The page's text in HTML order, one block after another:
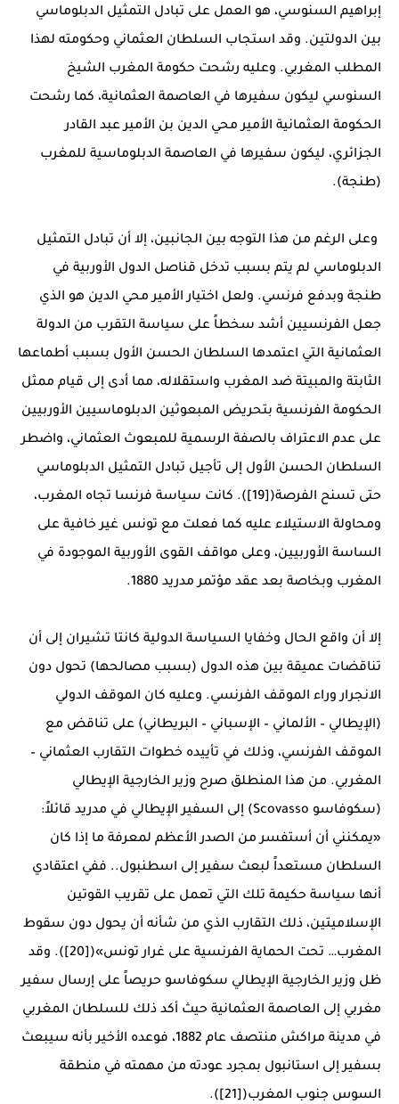
إبراهيم السنوسي، هو العمل على تبادل التمثيل الدبلوماسي
بين الدولتين. وقد استجاب السلطان العثماني وحكومته لهذا
المطلب المغربي. وعليه رشحت حكومة المغرب الشيخ
السنوسي ليكون سفيرها في العاصمة العثمانية، كما رشحت
الحكومة العثمانية الأمير محي الدين بن الأمير عبد القادر
الجزائري، ليكون سفيرها في العاصمة الدبلوماسية للمغرب
(طنجة).
وعلى الرغم من هذا التوجه بين الجانبين، إلا أن تبادل التمثيل
الدبلوماسي لم يتم بسبب تدخل قناصل الدول الأوربية في
طنجة وبدفع فرنسي. ولعل اختيار الأمير محي الدين هو الذي
جعل الفرنسيين أشد سخطاً على سياسة التقرب من الدولة
العثمانية التي اعتمدها السلطان الحسن الأول بسبب أطماعها
الثابتة والمبيتة ضد المغرب واستقلاله، مما أدى إلى قيام ممثل
الحكومة الفرنسية بتحريض المبعوثين الدبلوماسيين الأوربيين
على عدم الاعتراف بالصفة الرسمية للمبعوث العثماني، واضطر
السلطان الحسن الأول إلى تأجيل تبادل التمثيل الدبلوماسي
حتى تسنح الفرصة([19]). كانت سياسة فرنسا تجاه المغرب،
ومحاولة الاستيلاء عليه كما فعلت مع تونس غير خافية على
الساسة الأوربيين، وعلى مواقف القوى الأوربية الموجودة في
المغرب وبخاصة بعد عقد مؤتمر مدريد 1880.
إلا أن واقع الحال وخفايا السياسة الدولية كانتا تشيران إلى أن
تناقضات عميقة بين هذه الدول (بسبب مصالحها) تحول دون
الانجرار وراء الموقف الفرنسي. وعليه كان الموقف الدولي
(الإيطالي – الألماني – الإسباني – البريطاني) على تناقض مع
الموقف الفرنسي، وذلك في تأييده خطوات التقارب العثماني –
المغربي. من هذا المنطلق صرح وزير الخارجية الإيطالي
(سكوفاسو Scovasso) إلى السفير الإيطالي في مدريد قائلاً:
«يمكنني أن أستفسر من الصدر الأعظم لمعرفة ما إذا كان
السلطان مستعداً لبعث سفير إلى اسطنبول.. ففي اعتقادي
أنها سياسة حكيمة تلك التي تعمل على تقريب القوتين
الإسلاميتين، ذلك التقارب الذي من شأنه أن يحول دون سقوط
المغرب… تحت الحماية الفرنسية على غرار تونس»([20]). وقد
ظل وزير الخارجية الإيطالي سكوفاسو حريصاً على إرسال سفير
مغربي إلى العاصمة العثمانية حيث أكد ذلك للسلطان المغربي
في مدينة مراكش منتصف عام 1882، فوعده الأخير بأنه سيبعث
بسفير إلى استانبول بمجرد عودته من مهمته في منطقة
السوس جنوب المغرب([21]).